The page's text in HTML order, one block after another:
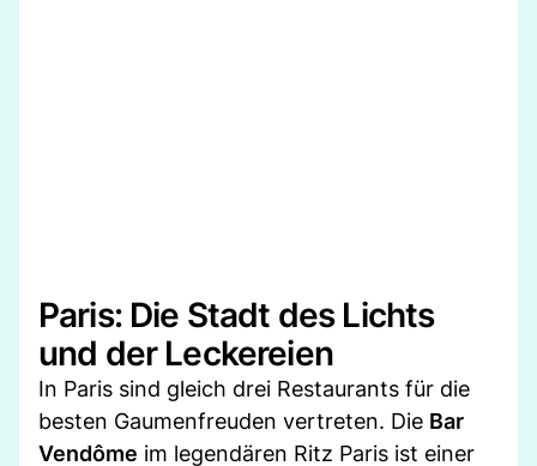
Paris: Die Stadt des Lichts
und der Leckereien
In Paris sind gleich drei Restaurants für die
besten Gaumenfreuden vertreten. Die Bar
Vendôme im legendären Ritz Paris ist einer